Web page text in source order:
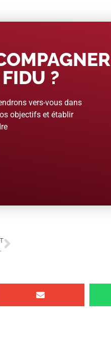
?
vers-vous dans
objectifs et établir